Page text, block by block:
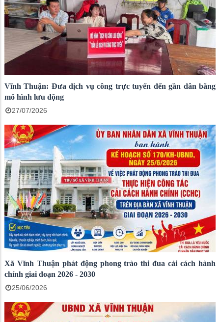
Vĩnh Thuận: Đưa dịch vụ công trực tuyến đến gần dân bằng
mô hình lưu động
27/07/2026
Xã Vĩnh Thuận phát động phong trào thi đua cải cách hành
chính giai đoạn 2026 - 2030
25/06/2026